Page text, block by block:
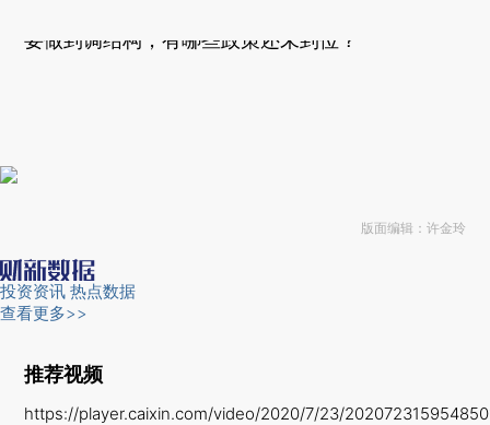
要做到调结构，有哪些政策还未到位？
版面编辑：许金玲
投资资讯 热点数据
查看更多>>
推荐视频
https://player.caixin.com/video/2020/7/23/